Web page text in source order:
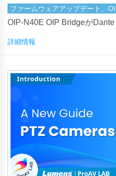
ファームウェアアップデート、
OIP-N40E OIP Bridgeが
詳細情報